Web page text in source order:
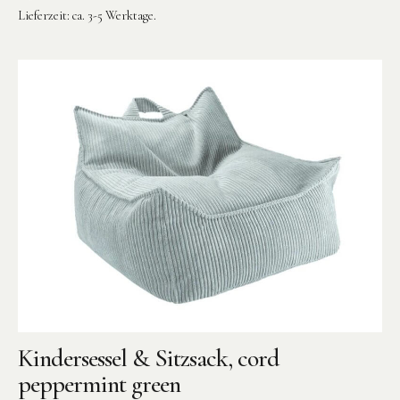
Lieferzeit: ca. 3-5 Werktage.
Kindersessel & Sitzsack, cord
peppermint green